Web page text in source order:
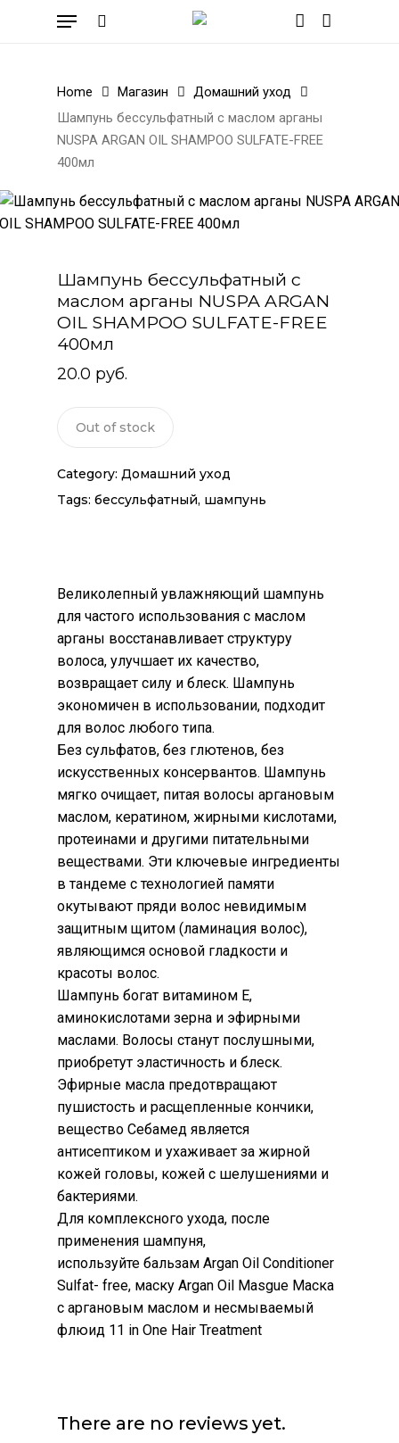
Menu
Home Магазин
Домашний уход
Шампунь бессульфатный с маслом арганы
NUSPA ARGAN OIL SHAMPOO SULFATE-FREE
400мл
Шампунь бессульфатный с
маслом арганы NUSPA ARGAN
OIL SHAMPOO SULFATE-FREE
400мл
20.0 руб.
Out of stock
Category: Домашний уход
Tags: бессульфатный, шампунь
Великолепный увлажняющий шампунь
для частого использования с маслом
арганы восстанавливает структуру
волоса, улучшает их качество,
возвращает силу и блеск. Шампунь
экономичен в использовании, подходит
для волос любого типа.
Без сульфатов, без глютенов, без
искусственных консервантов. Шампунь
мягко очищает, питая волосы аргановым
маслом, кератином, жирными кислотами,
протеинами и другими питательными
веществами. Эти ключевые ингредиенты
в тандеме с технологией памяти
окутывают пряди волос невидимым
защитным щитом (ламинация волос),
являющимся основой гладкости и
красоты волос.
Шампунь богат витамином Е,
аминокислотами зерна и эфирными
маслами. Волосы станут послушными,
приобретут эластичность и блеск.
Эфирные масла предотвращают
пушистость и расщепленные кончики,
вещество Себамед является
антисептиком и ухаживает за жирной
кожей головы, кожей с шелушениями и
бактериями.
Для комплексного ухода, после
применения шампуня,
используйте бальзам Argan Oil Conditioner
Sulfat- free, маску Argan Oil Masgue Маска
с аргановым маслом и несмываемый
флюид 11 in One Hair Treatment
There are no reviews yet.